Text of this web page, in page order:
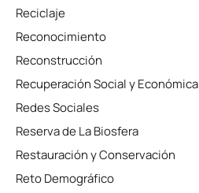
Reciclaje
Reconocimiento
Reconstrucción
Recuperación Social y Económica
Redes Sociales
Reserva de La Biosfera
Restauración y Conservación
Reto Demográfico